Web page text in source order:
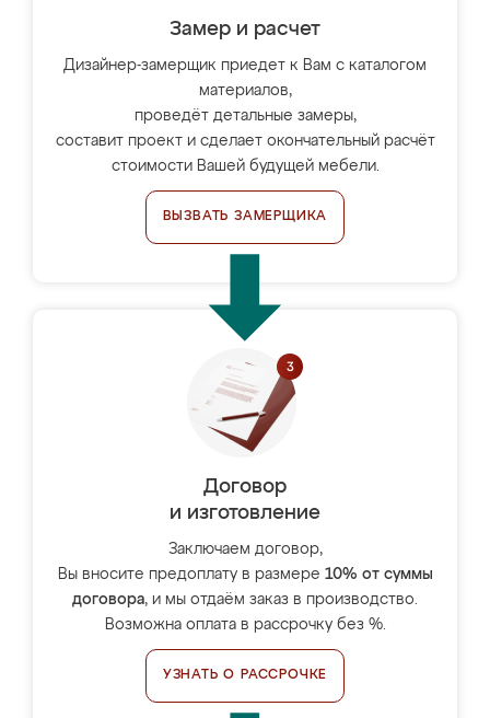
Замер и расчет
Дизайнер-замерщик приедет к Вам с каталогом
материалов,
проведёт детальные замеры,
составит проект и сделает окончательный расчёт
стоимости Вашей будущей мебели.
ВЫЗВАТЬ ЗАМЕРЩИКА
Договор
и изготовление
Заключаем договор,
Вы вносите предоплату в размере 10% от суммы
договора, и мы отдаём заказ в производство.
Возможна оплата в рассрочку без %.
УЗНАТЬ О РАССРОЧКЕ